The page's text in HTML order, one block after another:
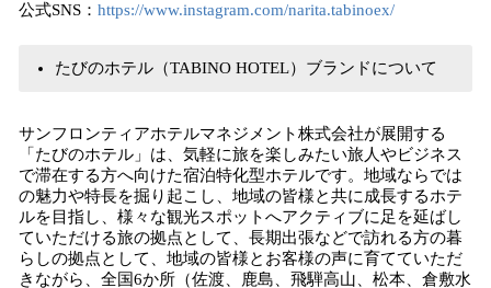
公式SNS： https://www.instagram.com/narita.tabinoex/
たびのホテル（TABINO HOTEL）ブランドについて
サンフロンティアホテルマネジメント株式会社が展開する
「たびのホテル」は、気軽に旅を楽しみたい旅人やビジネス
で滞在する方へ向けた宿泊特化型ホテルです。地域ならでは
の魅力や特長を掘り起こし、地域の皆様と共に成長するホテ
ルを目指し、様々な観光スポットへアクティブに足を延ばし
ていただける旅の拠点として、長期出張などで訪れる方の暮
らしの拠点として、地域の皆様とお客様の声に育てていただ
きながら、全国6か所（佐渡、鹿島、飛騨高山、松本、倉敷水